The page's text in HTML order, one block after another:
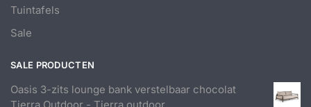
Tuintafels
Sale
SALE PRODUCTEN
Oasis 3-zits lounge bank verstelbaar chocolat